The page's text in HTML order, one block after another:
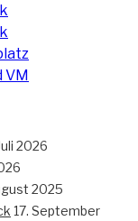
VM
2026
2025
17. September